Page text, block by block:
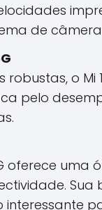
de
robustas, o
pelo
oferece